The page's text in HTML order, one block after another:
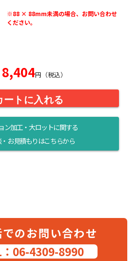
※88 × 88mm未満の場合、お問い合わせ
ください。
8,404円（税込）
ートに入れる
ン加工・大ロットに関する
・お見積もりはこちらから
のお問い合わせ
06-4309-8990